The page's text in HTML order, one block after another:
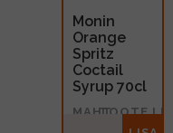
Monin
Orange
Spritz
Coctail
Syrup 70cl
MAHTTOOTE LIIK
Siirup